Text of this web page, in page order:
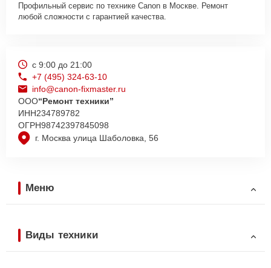
Профильный сервис по технике Canon в Москве. Ремонт
любой сложности с гарантией качества.
г. Москва улица Шаболовка, 56
с 9:00 до 21:00
+7 (495) 324-63-10
info@canon-fixmaster.ru
ООО“Ремонт техники”
ИНН234789782
ОГРН98742397845098
Меню
Виды техники